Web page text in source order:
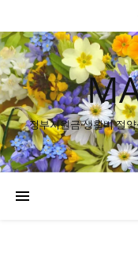
정부지원금·생활비 절